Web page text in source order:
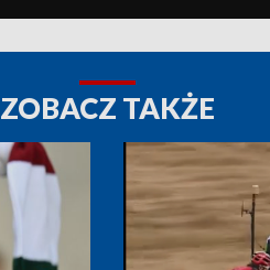
ZOBACZ TAKŻE